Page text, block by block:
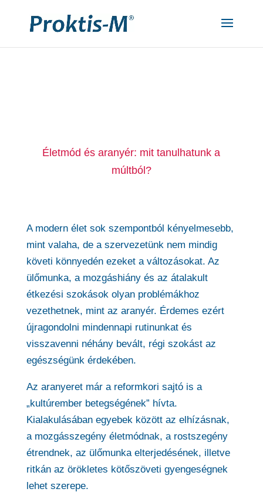
Életmód és aranyér: mit tanulhatunk a
múltból?
A modern élet sok szempontból kényelmesebb,
mint valaha, de a szervezetünk nem mindig
követi könnyedén ezeket a változásokat. Az
ülőmunka, a mozgáshiány és az átalakult
étkezési szokások olyan problémákhoz
vezethetnek, mint az aranyér. Érdemes ezért
újragondolni mindennapi rutinunkat és
visszavenni néhány bevált, régi szokást az
egészségünk érdekében.
Az aranyeret már a reformkori sajtó is a
„kultúrember betegségének” hívta.
Kialakulásában egyebek között az elhízásnak,
a mozgásszegény életmódnak, a rostszegény
étrendnek, az ülőmunka elterjedésének, illetve
ritkán az örökletes kötőszöveti gyengeségnek
lehet szerepe.